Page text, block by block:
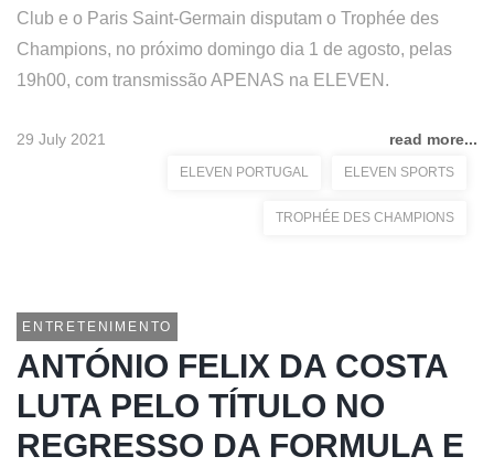
Club e o Paris Saint-Germain disputam o Trophée des
Champions, no próximo domingo dia 1 de agosto, pelas
19h00, com transmissão APENAS na ELEVEN.
29 July 2021 read more...
ELEVEN PORTUGAL ELEVEN SPORTS
TROPHÉE DES CHAMPIONS
ENTRETENIMENTO
ANTÓNIO FELIX DA COSTA
LUTA PELO TÍTULO NO
REGRESSO DA FORMULA E